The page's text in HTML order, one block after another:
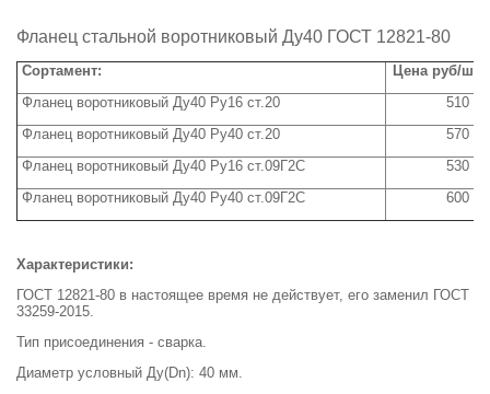
Фланец стальной воротниковый Ду40 ГОСТ 12821-80
Сортамент:
Цена руб/шт
Фланец воротниковый Ду40 Ру16 ст.20
510
Фланец воротниковый Ду40 Ру40 ст.20
570
Фланец воротниковый Ду40 Ру16 ст.09Г2С
530
Фланец воротниковый Ду40 Ру40 ст.09Г2С
600
Характеристики:
ГОСТ 12821-80 в настоящее время не действует, его заменил ГОСТ
33259-2015.
Тип присоединения - сварка.
Диаметр условный Ду(Dn): 40 мм.